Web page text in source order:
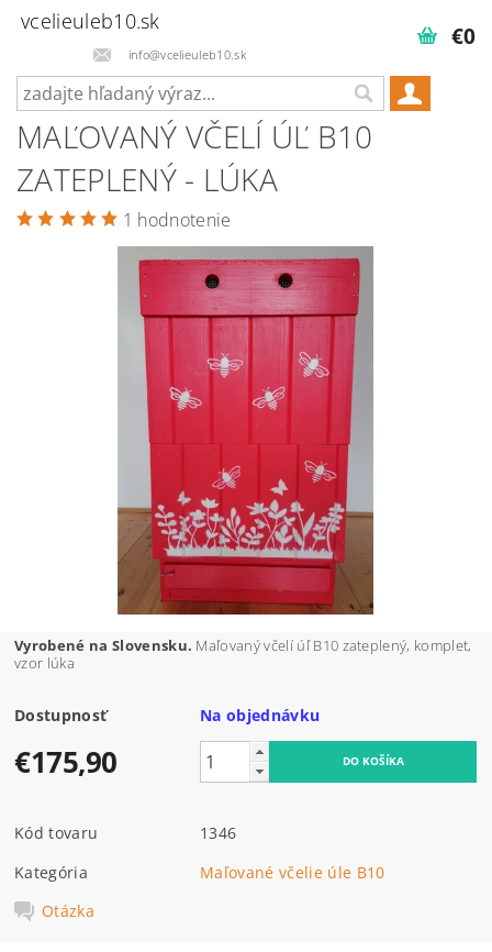
vcelieuleb10.sk
info@vcelieuleb10.sk
€0
MAĽOVANÝ VČELÍ ÚĽ B10
ZATEPLENÝ - LÚKA
1 hodnotenie
Vyrobené na Slovensku. Maľovaný včelí úľ B10 zateplený, komplet,
vzor lúka
Dostupnosť Na objednávku
€175,90
Kód tovaru
1346
Kategória
Maľované včelie úle B10
Otázka